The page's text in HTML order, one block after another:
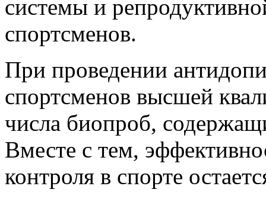
системы и
спортсменов.
При проведении
спортсменов высшей
числа биопроб,
Вместе с тем,
контроля в спорте